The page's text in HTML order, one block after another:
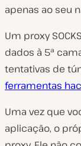
apenas ao seu
Um proxy
dados à 5ª
tentativas de
ferramentas
Uma vez que
aplicação, o